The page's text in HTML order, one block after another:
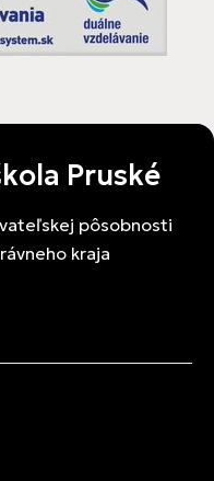
Pruské
pôsobnosti
kraja